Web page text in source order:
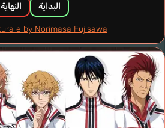
البداية النهاية
e by Norimasa Fujisawa